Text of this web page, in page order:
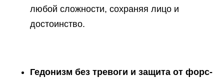
любой сложности, сохраняя лицо и
достоинство.
Гедонизм без тревоги и защита от форс-